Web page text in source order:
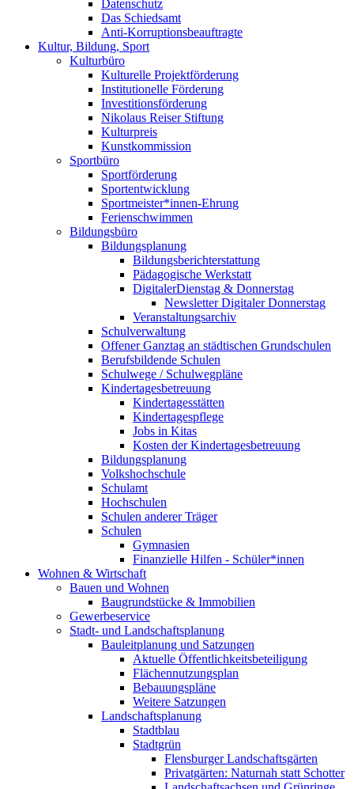
Datenschutz
Das Schiedsamt
Anti-Korruptionsbeauftragte
Kultur, Bildung, Sport
Kulturbüro
Kulturelle Projektförderung
Institutionelle Förderung
Investitionsförderung
Nikolaus Reiser Stiftung
Kulturpreis
Kunstkommission
Sportbüro
Sportförderung
Sportentwicklung
Sportmeister*innen-Ehrung
Ferienschwimmen
Bildungsbüro
Bildungsplanung
Bildungsberichterstattung
Pädagogische Werkstatt
DigitalerDienstag & Donnerstag
Newsletter Digitaler Donnerstag
Veranstaltungsarchiv
Schulverwaltung
Offener Ganztag an städtischen Grundschulen
Berufsbildende Schulen
Schulwege / Schulwegpläne
Kindertagesbetreuung
Kindertagesstätten
Kindertagespflege
Jobs in Kitas
Kosten der Kindertagesbetreuung
Bildungsplanung
Volkshochschule
Schulamt
Hochschulen
Schulen anderer Träger
Schulen
Gymnasien
Finanzielle Hilfen - Schüler*innen
Wohnen & Wirtschaft
Bauen und Wohnen
Baugrundstücke & Immobilien
Gewerbeservice
Stadt- und Landschaftsplanung
Bauleitplanung und Satzungen
Aktuelle Öffentlichkeitsbeteiligung
Flächennutzungsplan
Bebauungspläne
Weitere Satzungen
Landschaftsplanung
Stadtblau
Stadtgrün
Flensburger Landschaftsgärten
Privatgärten: Naturnah statt Schotter